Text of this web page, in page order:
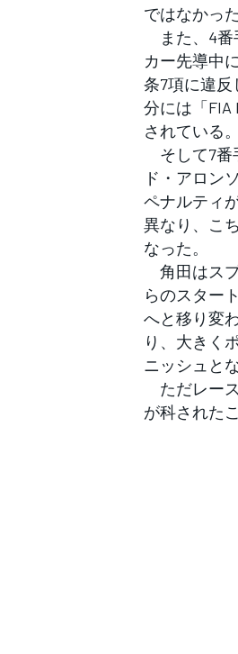
ではなかっ
また、4番
カー先導中
条7項に違
分には「FIA
されている。
そして7番
ド・アロン
ペナルティ
異なり、こ
なった。
角田はス
らのスター
へと移り変
り、大きく
ニッシュと
ただレー
が科された